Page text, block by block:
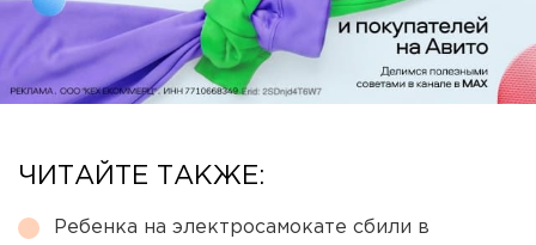
ЧИТАЙТЕ ТАКЖЕ:
Ребенка на электросамокате сбили в